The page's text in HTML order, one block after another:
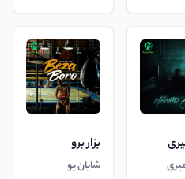
بزار برو
شایان یو